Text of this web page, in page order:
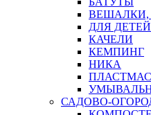
ВЕШАЛКИ,
ДЛЯ ДЕТЕЙ
КАЧЕЛИ
КЕМПИНГ
НИКА
САДОВО-